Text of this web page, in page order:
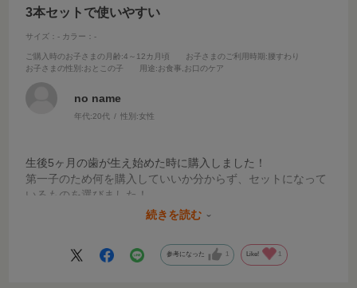
3本セットで使いやすい
サイズ：- カラー：-
ご購入時のお子さまの月齢:4～12カ月頃 お子さまのご利用時期 :腰すわり
お子さまの性別 :おとこの子 用途:お食事,お口のケア
no name
年代:20代 性別:女性
生後5ヶ月の歯が生え始めた時に購入しました！
第一子のため何を購入していいか分からず、セットになって
いるものを選びました！
1度購入したら1歳頃まで使えるので助かります。
続きを読む
参考になった 1 Like! 1